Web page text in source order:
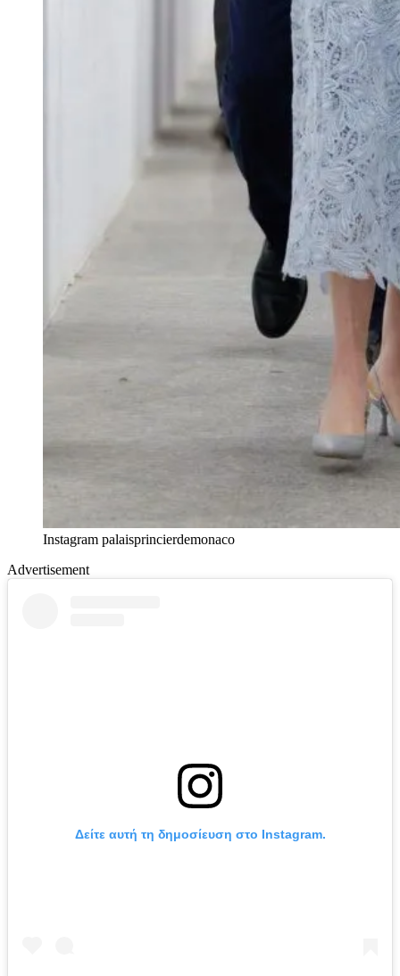
Instagram palaisprincierdemonaco
Advertisement
Δείτε αυτή τη δημοσίευση στο Instagram.